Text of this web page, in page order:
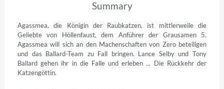
Summary
Agassmea, die Königin der Raubkatzen, ist mittlerweile die
Geliebte von Höllenfaust, dem Anführer der Grausamen 5.
Agassmea will sich an den Machenschaften von Zero beteiligen
und das Ballard-Team zu Fall bringen. Lance Selby und Tony
Ballard gehen ihr in die Falle und erleben ... Die Rückkehr der
Katzengöttin.